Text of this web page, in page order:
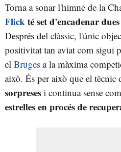
Torna a sonar l'himne de la
Flickté set d'encadenar
Després del clàssic, l'únic
positivitat tan aviat com sigui
el Bruges a la màxima
això. És per això que el tècnic
sorpreses i continua sense
estrelles en procés de